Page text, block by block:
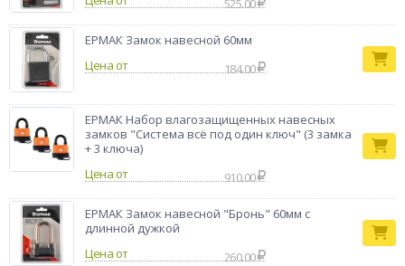
Размер
80мм
Бренд
ЕРМАК
525.00
ЕРМАК Замок навесной 60мм
Цена от
184.00
ЕРМАК Набор влагозащищенных навесных
замков "Система всё под один ключ" (3 замка
+ 3 ключа)
Цена от
910.00
ЕРМАК Замок навесной "Бронь" 60мм с
длинной дужкой
Цена от
260.00